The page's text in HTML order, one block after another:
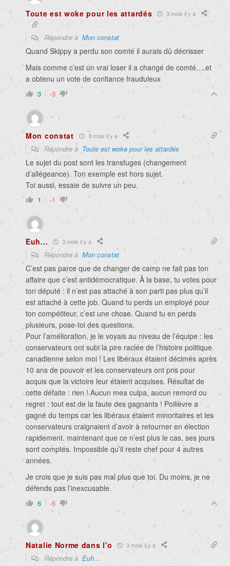
Toute est woke pour les attardés 3 mois il y a
Répondre à Mon constat
Quand Skippy a perdu son comté il aurais dû décrisser
Mais comme c’est un vrai loser il a changé de comté….et
a obtenu un vote de confiance frauduleux
3 -3
Mon constat 3 mois il y a
Répondre à Toute est woke pour les attardés
Le sujet du post sont les transfuges (changement
d’allégeance). Ton exemple est hors sujet.
Toi aussi, essaie de suivre un peu.
1 -1
Euh... 3 mois il y a
Répondre à Mon constat
C’est pas parce que de changer de camp ne fait pas ton
affaire que c’est antidémocratique. À la base, tu votes pour
ton député : il n’est pas attaché à son parti pas plus qu’il
est attaché à cette job. Quand tu perds un employé pour
ton compétiteur, c’est une chose. Quand tu en perds
plusieurs, pose-toi des questions.
Pour l’amélioration, je le voyais au niveau de l’équipe : les
conservateurs ont subi la pire raclée de l’histoire politique
canadienne selon moi ! Les libéraux étaient décimés après
10 ans de pouvoir et les conservateurs ont pris pour
acquis que la victoire leur étaient acquises. Résultat de
cette défaite : rien ! Aucun mea culpa, aucun remord ou
regret : tout est de la faute des gagnants ! Poilièvre a
gagné du temps car les libéraux étaient minoritaires et les
conservateurs craignaient d’avoir à retourner en élection
rapidement. maintenant que ce n’est plus le cas, ses jours
sont comptés. Impossible qu’il reste chef pour 4 autres
années.
Je crois que je suis pas mal plus que toi. Du moins, je ne
défends pas l’inexcusable.
6 -5
Natalie Norme dans l'o 3 mois il y a
Répondre à Euh...